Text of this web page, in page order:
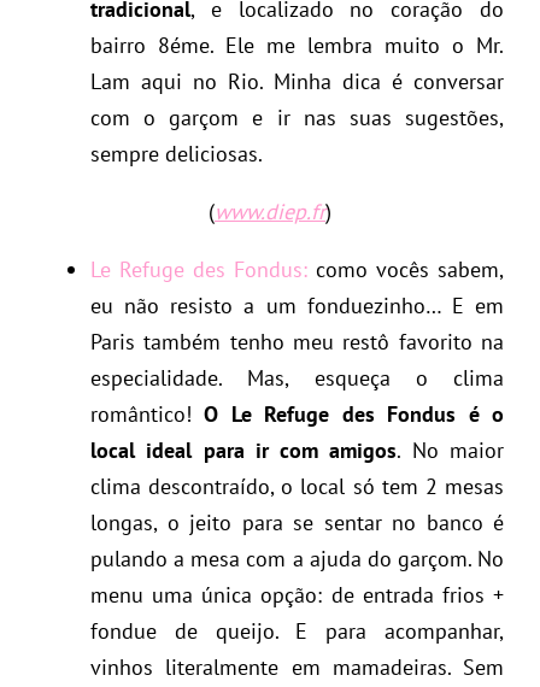
tradicional, e localizado no coração do
bairro 8éme. Ele me lembra muito o Mr.
Lam aqui no Rio. Minha dica é conversar
com o garçom e ir nas suas sugestões,
sempre deliciosas.
(www.diep.fr)
Le Refuge des Fondus: como vocês sabem,
eu não resisto a um fonduezinho… E em
Paris também tenho meu restô favorito na
especialidade. Mas, esqueça o clima
romântico!O Le Refuge des Fondus é o
local ideal para ir com amigos. No maior
clima descontraído, o local só tem 2 mesas
longas, o jeito para se sentar no banco é
pulando a mesa com a ajuda do garçom. No
menu uma única opção: de entrada frios +
fondue de queijo. E para acompanhar,
vinhos literalmente em mamadeiras. Sem